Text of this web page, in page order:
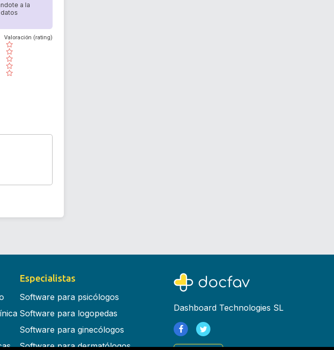
a la
( )
( )
( )
( )
( )
Valoración (rating)
Especialistas
Software para psicólogos
Software para logopedas
Software para ginecólogos
Software para dermatólogos
Dashboard Technologies SL